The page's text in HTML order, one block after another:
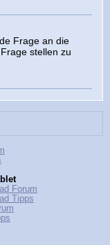
Frage an die
stellen zu
Forum
Tipps